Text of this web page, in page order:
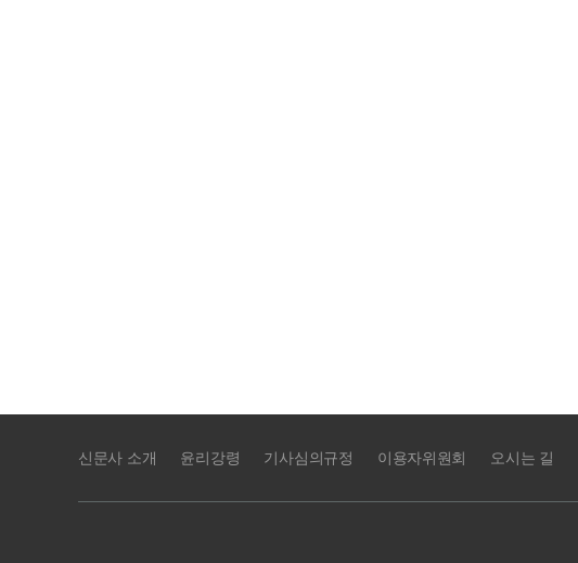
신문사 소개 윤리강령 기사심의규정 이용자위원회 오시는 길